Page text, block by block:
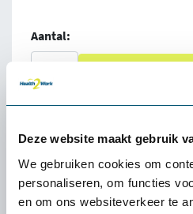
Deze website maakt gebruik
We gebruiken cookies om
personaliseren, om functies
en om ons websiteverkeer te
Aantal:
Snelle
4.5